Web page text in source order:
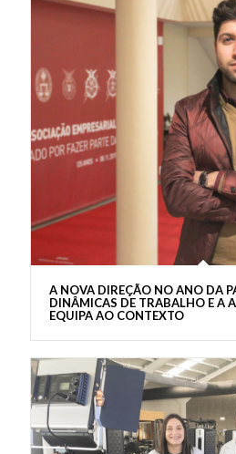
A NOVA DIREÇÃO NO ANO DA
DINÂMICAS DE TRABALHO E A
EQUIPA AO CONTEXTO